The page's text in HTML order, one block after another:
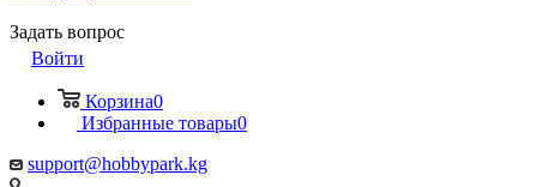
Задать вопрос
Войти
Корзина0
Избранные товары0
support@hobbypark.kg